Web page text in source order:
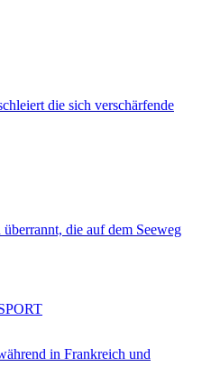
die sich verschärfende
die auf dem Seeweg
in Frankreich und